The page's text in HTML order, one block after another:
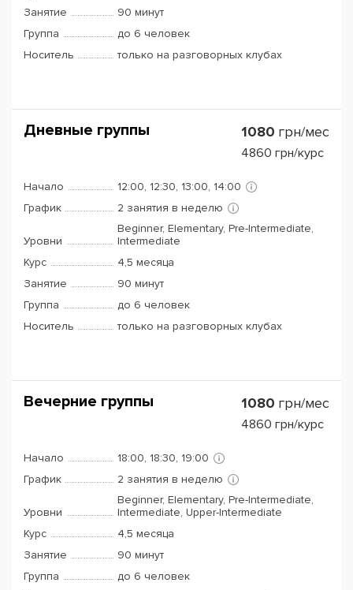
Занятие
90 минут
Группа
до 6 человек
Носитель
только на разговорных клубах
Дневные группы 1080 грн/мес
4860 грн/курс
Начало
12:00, 12:30, 13:00, 14:00
График
2 занятия в неделю
Уровни
Beginner, Elementary, Pre-Intermediate,
Intermediate
Курс
4,5 месяца
Занятие
90 минут
Группа
до 6 человек
Носитель
только на разговорных клубах
Вечерние группы 1080 грн/мес
4860 грн/курс
Начало
18:00, 18:30, 19:00
График
2 занятия в неделю
Уровни
Beginner, Elementary, Pre-Intermediate,
Intermediate, Upper-Intermediate
Курс
4,5 месяца
Занятие
90 минут
Группа
до 6 человек